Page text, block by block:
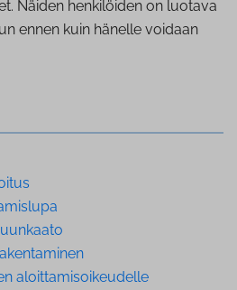
Näiden henkilöiden on luotava
ennen kuin hänelle voidaan
aloit­ta­mi­soi­keu­del­le